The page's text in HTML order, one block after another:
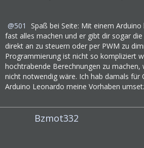
501
Spaß bei Seite: Mit einem
fast alles machen und er gibt dir sogar
direkt an zu steuern oder per PWM zu
Programmierung ist nicht so kompliziert
hochtrabende Berechnungen zu machen,
nicht notwendig wäre. Ich hab damals für
Arduino Leonardo meine Vorhaben
Bzmot332